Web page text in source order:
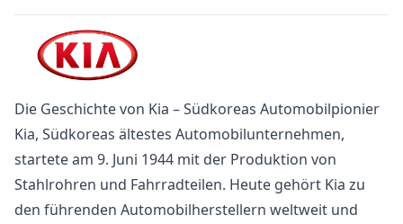
Die Geschichte von Kia – Südkoreas Automobilpionier
Kia, Südkoreas ältestes Automobilunternehmen,
startete am 9. Juni 1944 mit der Produktion von
Stahlrohren und Fahrradteilen. Heute gehört Kia zu
den führenden Automobilherstellern weltweit und